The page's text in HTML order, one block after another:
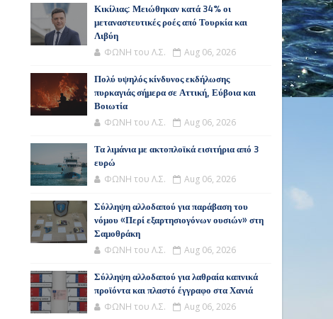
Κικίλιας: Μειώθηκαν κατά 34% οι
μεταναστευτικές ροές από Τουρκία και
Λιβύη
ΦΩΝΗ του Λ.Σ. Aug 06, 2026
Πολύ υψηλός κίνδυνος εκδήλωσης
πυρκαγιάς σήμερα σε Αττική, Εύβοια και
Βοιωτία
ΦΩΝΗ του Λ.Σ. Aug 06, 2026
Τα λιμάνια με ακτοπλοϊκά εισιτήρια από 3
ευρώ
ΦΩΝΗ του Λ.Σ. Aug 06, 2026
Σύλληψη αλλοδαπού για παράβαση του
νόμου «Περί εξαρτησιογόνων ουσιών» στη
Σαμοθράκη
ΦΩΝΗ του Λ.Σ. Aug 06, 2026
Σύλληψη αλλοδαπού για λαθραία καπνικά
προϊόντα και πλαστό έγγραφο στα Χανιά
ΦΩΝΗ του Λ.Σ. Aug 06, 2026